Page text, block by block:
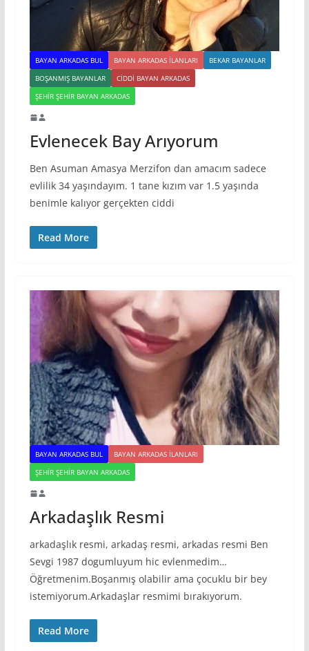
BAYAN ARKADAS BUL BAYAN ARKADAS ILANLARI
BEKAR BAYANLAR
BOŞANMIŞ BAYANLAR
CIDDI BAYAN ARKADAS
ŞEHIR ŞEHIR BAYAN ARKADAS
Evlenecek Bay Arıyorum
Ben Asuman Amasya Merzifon dan amacım sadece
evlilik 34 yaşındayım. 1 tane kızım var 1.5 yaşında
benimle kalıyor gerçekten ciddi
Read More
BAYAN ARKADAS BUL
BAYAN ARKADAS ILANLARI
ŞEHIR ŞEHIR BAYAN ARKADAS
Arkadaşlık Resmi
arkadaşlık resmi, arkadaş resmi, arkadas resmi Ben
Sevgi 1987 dogumluyum hic evlenmedim…
Öğretmenim.Boşanmış olabilir ama çocuklu bir bey
istemiyorum.Arkadaşlar resmimi bırakıyorum.
Read More